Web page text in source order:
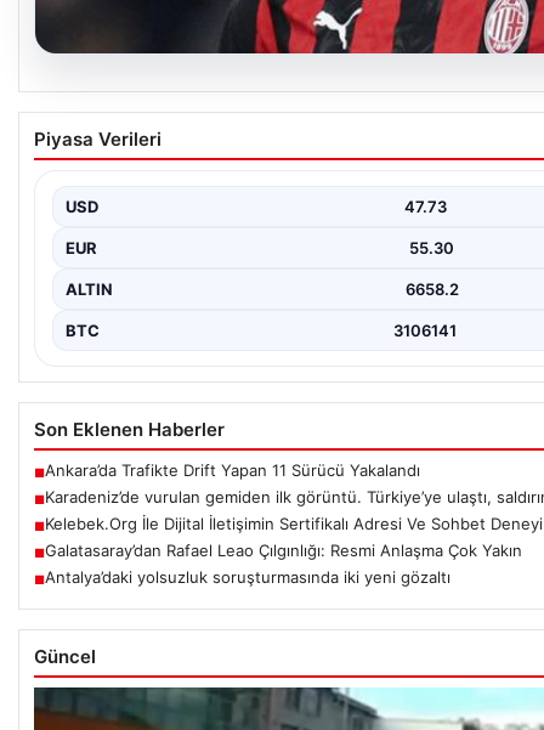
07.08.2026
Galatasaray’dan Rafael Leao Çılgınlığı:
Turk futbolunun köklü temsilcilerinden Galatasaray, transfer
Piyasa Verileri
USD 47.73
EUR 55.30
ALTIN 6658.2
BTC 3106141
Son Eklenen Haberler
■Ankara’da Trafikte Drift Yapan 11 Sürücü Yakalandı
■Karadeniz’de vurulan gemiden ilk görüntü. Türkiye’ye ulaştı,
■Kelebek.Org İle Dijital İletişimin Sertifikalı Adresi Ve Sohbet
■Galatasaray’dan Rafael Leao Çılgınlığı: Resmi Anlaşma Çok Yakın
■Antalya’daki yolsuzluk soruşturmasında iki yeni gözaltı
Güncel